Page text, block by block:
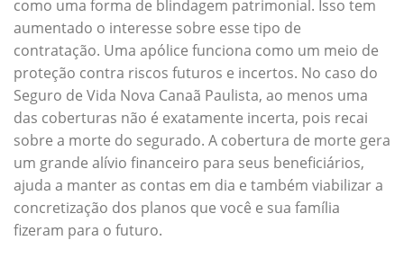
como uma forma de blindagem patrimonial. Isso tem
aumentado o interesse sobre esse tipo de
contratação. Uma apólice funciona como um meio de
proteção contra riscos futuros e incertos. No caso do
Seguro de Vida Nova Canaã Paulista, ao menos uma
das coberturas não é exatamente incerta, pois recai
sobre a morte do segurado. A cobertura de morte gera
um grande alívio financeiro para seus beneficiários,
ajuda a manter as contas em dia e também viabilizar a
concretização dos planos que você e sua família
fizeram para o futuro.